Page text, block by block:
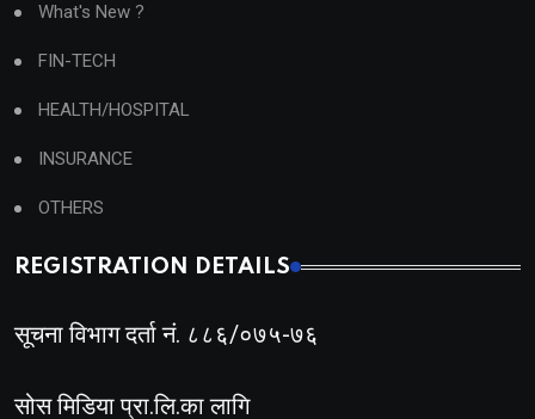
What's New ?
FIN-TECH
HEALTH/HOSPITAL
INSURANCE
OTHERS
REGISTRATION DETAILS
सूचना विभाग दर्ता नं. ८८६/०७५-७६
सोस मिडिया प्रा.लि.का लागि